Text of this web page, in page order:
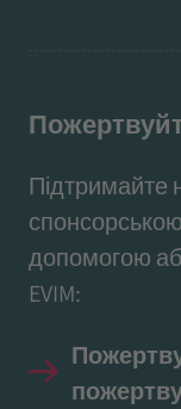
Підтримайте
допомогою
EVIM: